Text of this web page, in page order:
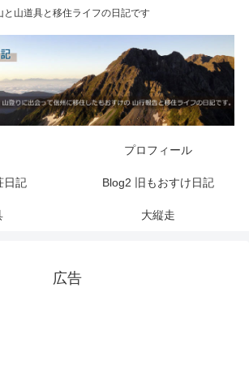
と山道具と移住ライフの日記です
プロフィール
日記 Blog2 旧もおすけ日記
大縦走
広告